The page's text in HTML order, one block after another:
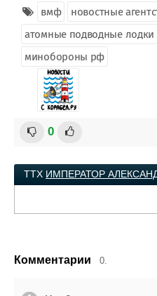
вмф
новостные
атомные подводные лодки
минобороны рф
0
ТТХ ИМПЕРАТОР
Комментарии 0.